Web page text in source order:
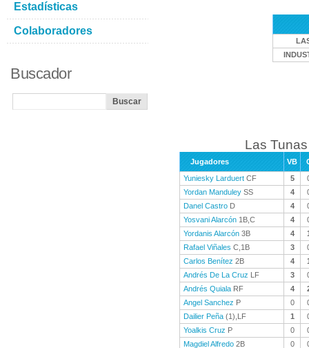
Las
Jugadores VB
Yuniesky Larduert CF 5
Yordan Manduley SS 4
Danel Castro D 4
Yosvani Alarcón 1B,C 4
Yordanis Alarcón 3B 4
Rafael Viñales C,1B 3
Carlos Benítez 2B 4
Andrés De La Cruz LF 3
Andrés Quiala RF 4
Angel Sanchez P 0
Dailier Peña (1),LF 1
Yoalkis Cruz P 0
Magdiel Alfredo 2B 0
Estadísticas
Colaboradores
Buscador